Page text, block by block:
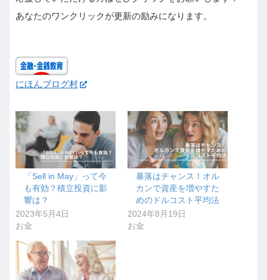
あなたのワンクリックが更新の励みになります。
にほんブログ村
「Sell in May」って今
も有効？積立投資に影
響は？
2023年5月4日
お金
暴落はチャンス！オル
カンで資産を増やすた
めのドルコスト平均法
2024年8月19日
お金